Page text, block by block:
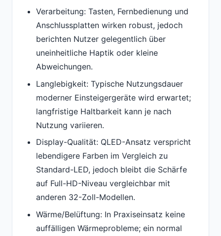
Verarbeitung: Tasten, Fernbedienung und
Anschlussplatten wirken robust, jedoch
berichten Nutzer gelegentlich über
uneinheitliche Haptik oder kleine
Abweichungen.
Langlebigkeit: Typische Nutzungsdauer
moderner Einsteigergeräte wird erwartet;
langfristige Haltbarkeit kann je nach
Nutzung variieren.
Display-Qualität: QLED-Ansatz verspricht
lebendigere Farben im Vergleich zu
Standard-LED, jedoch bleibt die Schärfe
auf Full-HD-Niveau vergleichbar mit
anderen 32-Zoll-Modellen.
Wärme/Belüftung: In Praxiseinsatz keine
auffälligen Wärmeprobleme; ein normal